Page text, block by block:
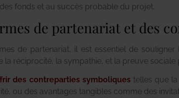
fonds et au succès probable du projet.
de partenariat et des
de partenariat, il est essentiel de
la réciprocité, la sympathie, et la preuve
des contreparties symboliques telles que
ou des avantages tangibles comme des